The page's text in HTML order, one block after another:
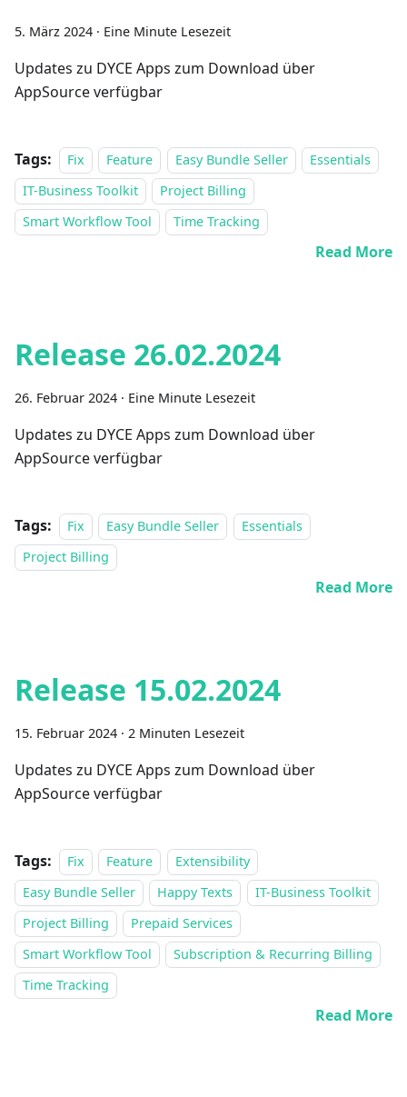
5. März 2024 · Eine Minute Lesezeit
Updates zu DYCE Apps zum Download über
AppSource verfügbar
Tags: Fix Feature Easy Bundle Seller
Essentials
IT-Business Toolkit
Project Billing
Smart Workflow Tool
Time Tracking
Read More
Release 26.02.2024
26. Februar 2024 · Eine Minute Lesezeit
Updates zu DYCE Apps zum Download über
AppSource verfügbar
Tags: Fix Easy Bundle Seller
Essentials
Project Billing
Read More
Release 15.02.2024
15. Februar 2024 · 2 Minuten Lesezeit
Updates zu DYCE Apps zum Download über
AppSource verfügbar
Tags: Fix Feature
Extensibility
Easy Bundle Seller
Happy Texts
IT-Business Toolkit
Project Billing
Prepaid Services
Smart Workflow Tool
Subscription & Recurring Billing
Time Tracking
Read More